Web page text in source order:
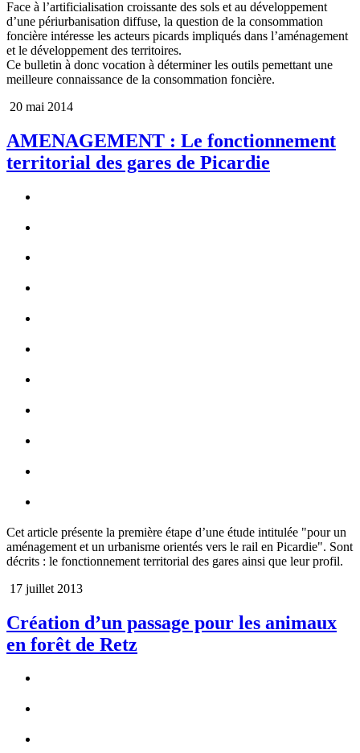
Face à l’artificialisation croissante des sols et au développement
d’une périurbanisation diffuse, la question de la consommation
foncière intéresse les acteurs picards impliqués dans l’aménagement
et le développement des territoires.
Ce bulletin à donc vocation à déterminer les outils pemettant une
meilleure connaissance de la consommation foncière.
20 mai 2014
AMENAGEMENT : Le fonctionnement
territorial des gares de Picardie
Cet article présente la première étape d’une étude intitulée "pour un
aménagement et un urbanisme orientés vers le rail en Picardie". Sont
décrits : le fonctionnement territorial des gares ainsi que leur profil.
17 juillet 2013
Création d’un passage pour les animaux
en forêt de Retz